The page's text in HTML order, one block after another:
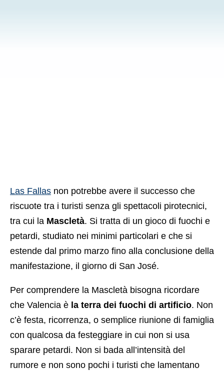
Las Fallas non potrebbe avere il successo che
riscuote tra i turisti senza gli spettacoli pirotecnici,
tra cui la Mascletà. Si tratta di un gioco di fuochi e
petardi, studiato nei minimi particolari e che si
estende dal primo marzo fino alla conclusione della
manifestazione, il giorno di San José.
Per comprendere la Mascletà bisogna ricordare
che Valencia è la terra dei fuochi di artificio. Non
c’è festa, ricorrenza, o semplice riunione di famiglia
con qualcosa da festeggiare in cui non si usa
sparare petardi. Non si bada all’intensità del
rumore e non sono pochi i turisti che lamentano